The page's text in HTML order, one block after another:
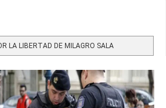
LA LIBERTAD DE MILAGRO SALA